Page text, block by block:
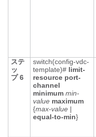
ステ
ッ
プ 6
switch(config-vdc-
template)# limit-
resource port-
channel
minimum min-
value maximum
{max-value |
equal-to-min}